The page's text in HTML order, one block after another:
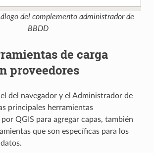
del complemento administrador de
BBDD
de carga
proveedores
del navegador y el Administrador de
principales herramientas
QGIS para agregar capas, también
que son específicas para los